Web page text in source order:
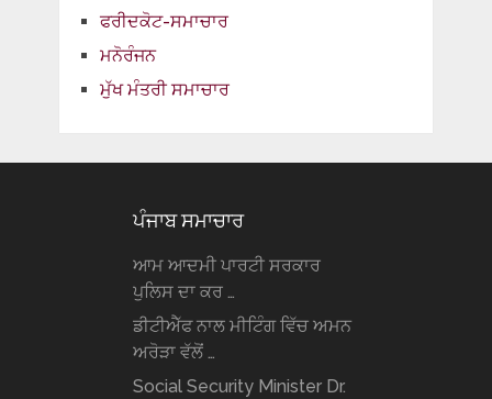
ਫਰੀਦਕੋਟ-ਸਮਾਚਾਰ
ਮਨੋਰੰਜਨ
ਮੁੱਖ ਮੰਤਰੀ ਸਮਾਚਾਰ
ਪੰਜਾਬ ਸਮਾਚਾਰ
ਆਮ ਆਦਮੀ ਪਾਰਟੀ ਸਰਕਾਰ
ਪੁਲਿਸ ਦਾ ਕਰ …
ਡੀਟੀਐੱਫ ਨਾਲ ਮੀਟਿੰਗ ਵਿੱਚ ਅਮਨ
ਅਰੋੜਾ ਵੱਲੋਂ …
Social Security Minister Dr.